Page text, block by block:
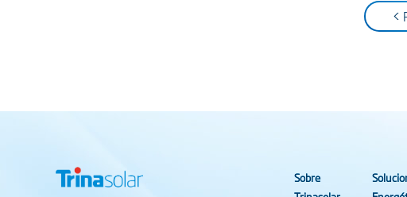
<
Sobre